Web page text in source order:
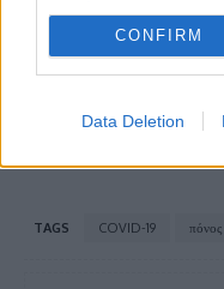
CONFIRM
Data Deletion
Υγείας
Τι είναι το
ποιες βλάβες
TAGS COVID-19